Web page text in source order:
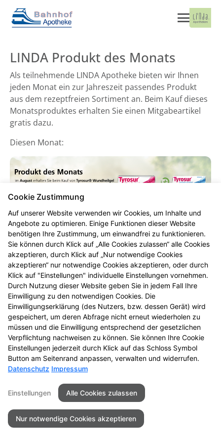
LINDA Produkt des Monats
Als teilnehmende LINDA Apotheke bieten wir Ihnen
jeden Monat ein zur Jahreszeit passendes Produkt
aus dem rezeptfreien Sortiment an. Beim Kauf dieses
Monatsproduktes erhalten Sie einen Mitgabeartikel
gratis dazu.
Diesen Monat:
Mehr Produktinformationen
Seitenübersicht Kontakt
Impressum
Datenschutz
Barrierefreiheit
© 2026 Bahnhof Apotheke
Cookie Zustimmung
Auf unserer Website verwenden wir Cookies, um Inhalte und
Angebote zu optimieren. Einige Funktionen dieser Website
benötigen Ihre Zustimmung, um einwandfrei zu funktionieren.
Sie können durch Klick auf „Alle Cookies zulassen“ alle Cookies
akzeptieren, durch Klick auf „Nur notwendige Cookies
akzeptieren“ nur notwendige Cookies akzeptieren, oder durch
Klick auf "Einstellungen" individuelle Einstellungen vornehmen.
Durch Nutzung dieser Website geben Sie in jedem Fall Ihre
Einwilligung zu den notwendigen Cookies. Die
Einwilligungserklärung (des Nutzers, bzw. dessen Gerät) wird
gespeichert, um deren Abfrage nicht erneut wiederholen zu
müssen und die Einwilligung entsprechend der gesetzlichen
Verpflichtung nachweisen zu können. Sie können Ihre Cookie
Einstellungen jederzeit durch Klick auf das Schloss Symbol
Button am Seitenrand anpassen, verwalten und widerrufen.
Datenschutz Impressum
Einstellungen Alle Cookies zulassen
Nur notwendige Cookies akzeptieren